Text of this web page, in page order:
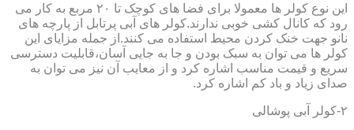
این نوع کولر ها معمولا برای فضا های کوچک تا ۲۰ مربع به کار می
رود که کانال کشی خوبی ندارند.کولر های آبی پرتابل از پارچه های
نانو جهت خنک کردن محیط استفاده می کنند.از جمله مزایای این
کولر ها می توان به سبک بودن و جا به جایی آسان،قابلیت دسترسی
سریع و قیمت مناسب اشاره کرد و از معایب آن نیز می توان به
صدای زیاد و باد کم اشاره کرد.
۲-کولر آبی پوشالی